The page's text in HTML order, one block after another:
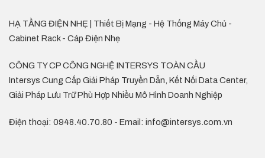
HẠ TẦNG ĐIỆN NHẸ | Thiết Bị Mạng - Hệ Thống Máy Chủ -
Cabinet Rack - Cáp Điện Nhẹ
CÔNG TY CP CÔNG NGHỆ INTERSYS TOÀN CẦU
Intersys Cung Cấp Giải Pháp Truyền Dẫn, Kết Nối Data Center,
Giải Pháp Lưu Trữ Phù Hợp Nhiều Mô Hình Doanh Nghiệp
Điện thoại: 0948.40.70.80 - Email: info@intersys.com.vn